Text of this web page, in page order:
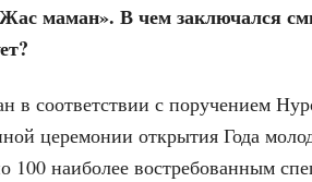
маман». В чем заключался
соответствии с поручением
церемонии открытия Года
100 наиболее востребованным